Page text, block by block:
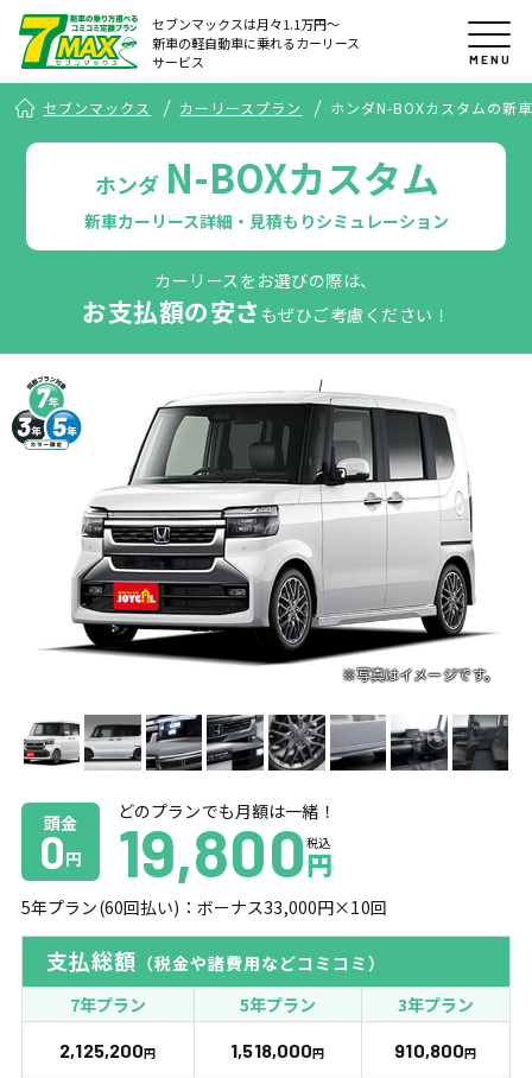
セブンマックスは月々1.1万円〜
新車の軽自動車に乗れるカーリース
サービス
MENU
セブンマックス カーリースプラン ホンダN-BOXカスタムの新
ホンダ N-BOXカスタム
新車カーリース詳細・見積もりシミュレーション
カーリースをお選びの際は、
お支払額の安さ もぜひご考慮ください！
頭金
0円
どのプランでも月額は一緒！
19,800 税込
円
5年プラン(60回払い)：ボーナス33,000円×10回
支払総額 （税金や諸費用などコミコミ）
7年プラン
5年プラン 3年プラン
2,125,200円 1,518,000円 910,800円